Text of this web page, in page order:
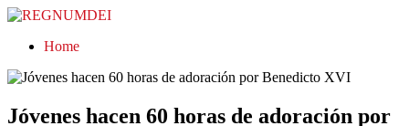
REGNUMDEI
Home
Jóvenes hacen 60 horas de adoración por